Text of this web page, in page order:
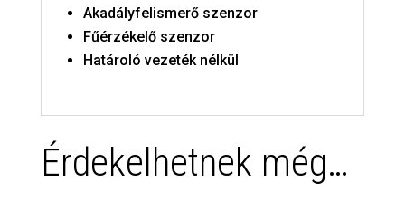
Akadályfelismerő szenzor
Fűérzékelő szenzor
Határoló vezeték nélkül
Érdekelhetnek még…